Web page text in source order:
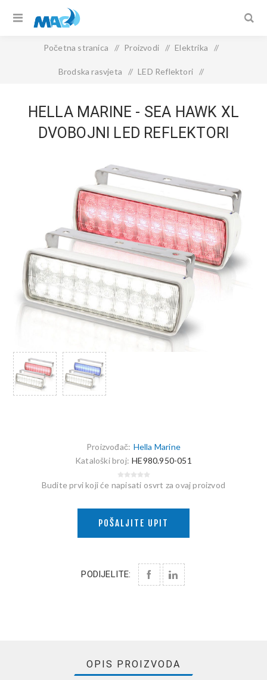
Početna stranica / Proizvodi / Elektrika /
Brodska rasvjeta / LED Reflektori /
HELLA MARINE - SEA HAWK XL
DVOBOJNI LED REFLEKTORI
Proizvođač: Hella Marine
Kataloški broj: HE980.950-051
Budite prvi koji će napisati osvrt za ovaj proizvod
POŠALJITE UPIT
PODIJELITE:
OPIS PROIZVODA